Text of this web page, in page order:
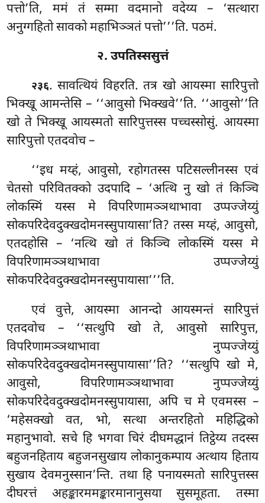
पत्तो’ति, ममं तं सम्मा वदमानो वदेय्य – ‘सत्थारा
अनुग्गहितो सावको महाभिञ्ञतं पत्तो’’’ति. पठमं.
२. उपतिस्ससुत्तं
२३६. सावत्थियं विहरति. तत्र खो आयस्मा सारिपुत्तो
भिक्खू आमन्तेसि – ‘‘आवुसो भिक्खवे’’ति. ‘‘आवुसो’’ति
खो ते भिक्खू आयस्मतो सारिपुत्तस्स पच्चस्सोसुं. आयस्मा
सारिपुत्तो एतदवोच –
‘‘इध मय्हं, आवुसो, रहोगतस्स पटिसल्लीनस्स एवं
चेतसो परिवितक्को उदपादि – ‘अत्थि नु खो तं किञ्चि
लोकस्मिं यस्स मे विपरिणामञ्ञथाभावा उप्पज्जेय्युं
सोकपरिदेवदुक्खदोमनस्सुपायासा’ति? तस्स मय्हं, आवुसो,
एतदहोसि – ‘नत्थि खो तं किञ्चि लोकस्मिं यस्स मे
विपरिणामञ्ञथाभावा उप्पज्जेय्युं
सोकपरिदेवदुक्खदोमनस्सुपायासा’’’ति.
एवं वुत्ते, आयस्मा आनन्दो आयस्मन्तं सारिपुत्तं
एतदवोच – ‘‘सत्थुपि खो ते, आवुसो सारिपुत्त,
विपरिणामञ्ञथाभावा नुप्पज्जेय्युं
सोकपरिदेवदुक्खदोमनस्सुपायासा’’ति? ‘‘सत्थुपि खो मे,
आवुसो, विपरिणामञ्ञथाभावा नुप्पज्जेय्युं
सोकपरिदेवदुक्खदोमनस्सुपायासा, अपि च मे एवमस्स –
‘महेसक्खो वत, भो, सत्थाअन्तरहितो महिद्धिको
महानुभावो. सचे हि भगवा चिरं दीघमद्धानं तिट्ठेय्य तदस्स
बहुजनहिताय बहुजनसुखाय लोकानुकम्पाय अत्थाय हिताय
सुखाय देवमनुस्सान’न्ति. तथाहि पनायस्मतो सारिपुत्तस्स
दीघरत्तं अहङ्कारममङ्कारमानानुसया सुसमूहता. तस्मा